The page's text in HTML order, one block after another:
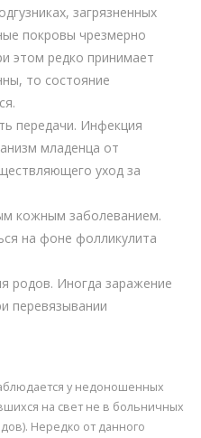
загрязненных
покровы чрезмерно
этом редко принимает
то состояние
передачи. Инфекция
младенца от
уход за
кожным заболеванием.
на фоне фолликулита
родов. Иногда заражение
перевязывании
у недоношенных
на свет не в больничных
Нередко от данного